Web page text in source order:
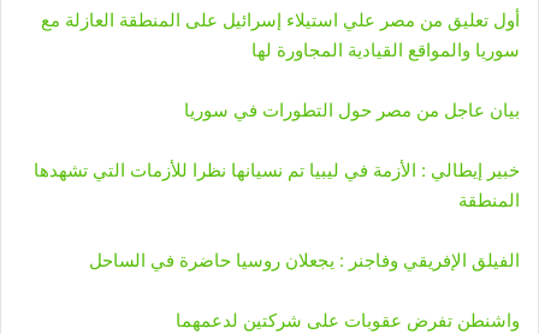
أول تعليق من مصر علي استيلاء إسرائيل على المنطقة العازلة مع
سوريا والمواقع القيادية المجاورة لها
بيان عاجل من مصر حول التطورات في سوريا
خبير إيطالي : الأزمة في ليبيا تم نسيانها نظرا للأزمات التي تشهدها
المنطقة
الفيلق الإفريقي وفاجنر : يجعلان روسيا حاضرة في الساحل
واشنطن تفرض عقوبات على شركتين لدعمهما